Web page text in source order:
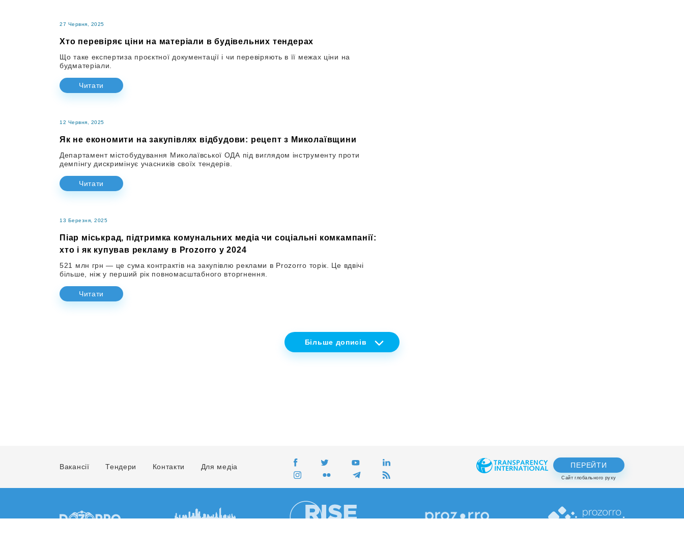
27 Червня, 2025
Хто перевіряє ціни на матеріали в будівельних тендерах
Що таке експертиза проєктної документації і чи перевіряють в її межах ціни на
будматеріали.
Читати
12 Червня, 2025
Як не економити на закупівлях відбудови: рецепт з Миколаївщини
Департамент містобудування Миколаївської ОДА під виглядом інструменту проти
демпінгу дискримінує учасників своїх тендерів.
Читати
13 Березня, 2025
Піар міськрад, підтримка комунальних медіа чи соціальні комкампанії:
хто і як купував рекламу в Prozorro у 2024
521 млн грн — це сума контрактів на закупівлю реклами в Prozorro торік. Це вдвічі
більше, ніж у перший рік повномасштабного вторгнення.
Читати
Більше дописів
Вакансії Тендери Контакти Для медіа ПЕРЕЙТИ
Сайт глобального руху